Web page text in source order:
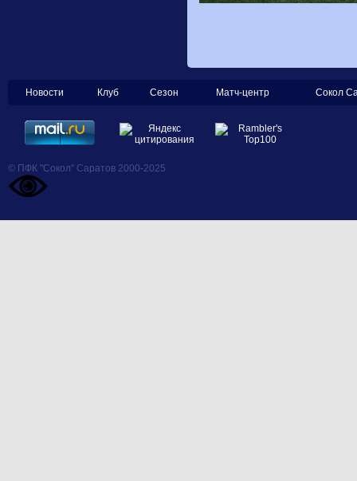
Новости Клуб Сезон Матч-центр Сокол
© ПФК "Сокол" Саратов 2000-2025